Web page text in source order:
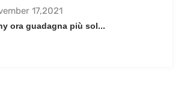
17,2021
ora guadagna più sol...